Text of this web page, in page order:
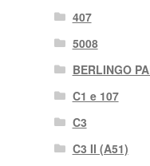
407
5008
BERLINGO
C1 e 107
C3
C3 II (A51)